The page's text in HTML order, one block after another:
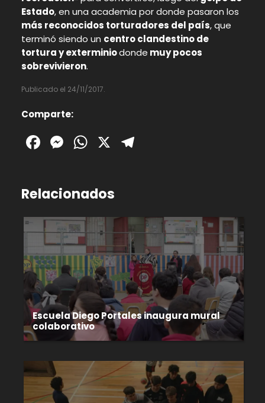
Estado, en una academia por donde pasaron los
más reconocidos torturadores del país, que
terminó siendo un centro clandestino de
tortura y exterminiodonde muy pocos
sobrevivieron.
Publicado el 24/11/2017.
Comparte:
Facebook
Messenger
WhatsApp
X
Relacionados
Escuela Diego Portales inaugura mural
colaborativo